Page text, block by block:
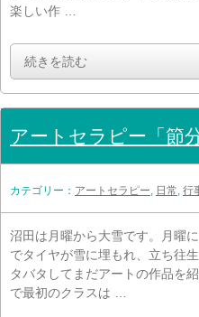
楽しい作 …
続きを読む
アートセラピー「節分
カテゴリー： アートセラピー, 日常, 行
沼田は月曜から大雪です。月曜
でタイヤが雪に埋もれ、立ち往
タバタしてまだアートの作品を
で最初のクラスは …